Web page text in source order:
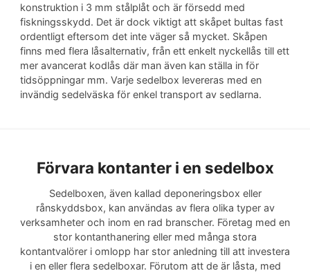
konstruktion i 3 mm stålplåt och är försedd med
fiskningsskydd. Det är dock viktigt att skåpet bultas fast
ordentligt eftersom det inte väger så mycket. Skåpen
finns med flera låsalternativ, från ett enkelt nyckellås till ett
mer avancerat kodlås där man även kan ställa in för
tidsöppningar mm. Varje sedelbox levereras med en
invändig sedelväska för enkel transport av sedlarna.
Förvara kontanter i en sedelbox
Sedelboxen, även kallad deponeringsbox eller
rånskyddsbox, kan användas av flera olika typer av
verksamheter och inom en rad branscher. Företag med en
stor kontanthanering eller med många stora
kontantvalörer i omlopp har stor anledning till att investera
i en eller flera sedelboxar. Förutom att de är låsta, med